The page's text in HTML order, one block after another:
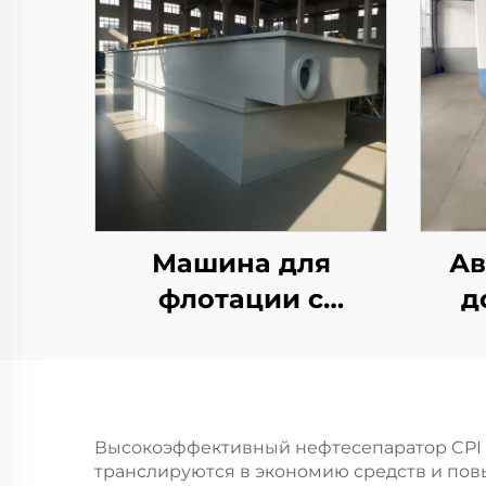
Машина для
флотации с
Высокоэффективный нефтесепаратор
транслируются в экономию средств и